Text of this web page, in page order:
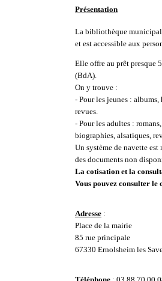
Présentation
La bibliothèque
et est accessible aux
Elle offre au prêt presque
(BdA).
On y trouve :
- Pour les jeunes : albums,
revues.
- Pour les adultes :
biographies, alsatiques,
Un système de navette
des documents non
La cotisation et la
Vous pouvez consulter
Adresse :
Place de la mairie
85 rue principale
67330 Ernolsheim les